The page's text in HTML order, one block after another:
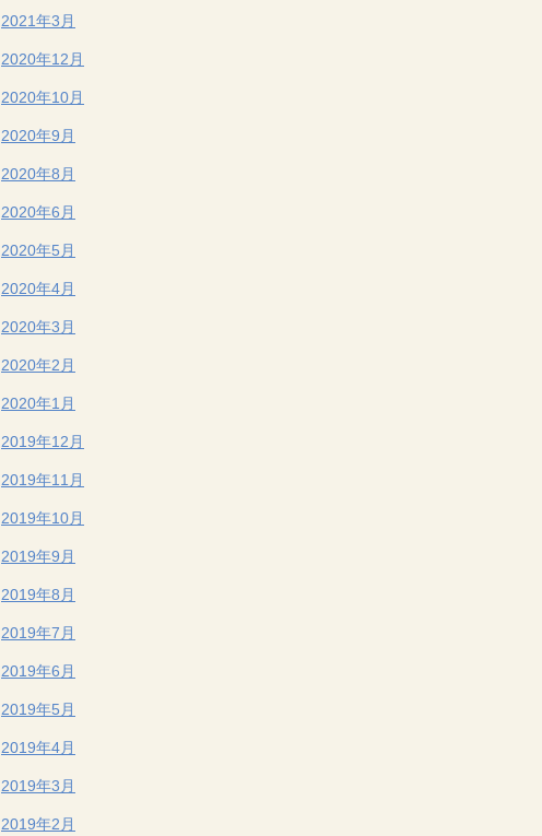
2021年3月
2020年12月
2020年10月
2020年9月
2020年8月
2020年6月
2020年5月
2020年4月
2020年3月
2020年2月
2020年1月
2019年12月
2019年11月
2019年10月
2019年9月
2019年8月
2019年7月
2019年6月
2019年5月
2019年4月
2019年3月
2019年2月